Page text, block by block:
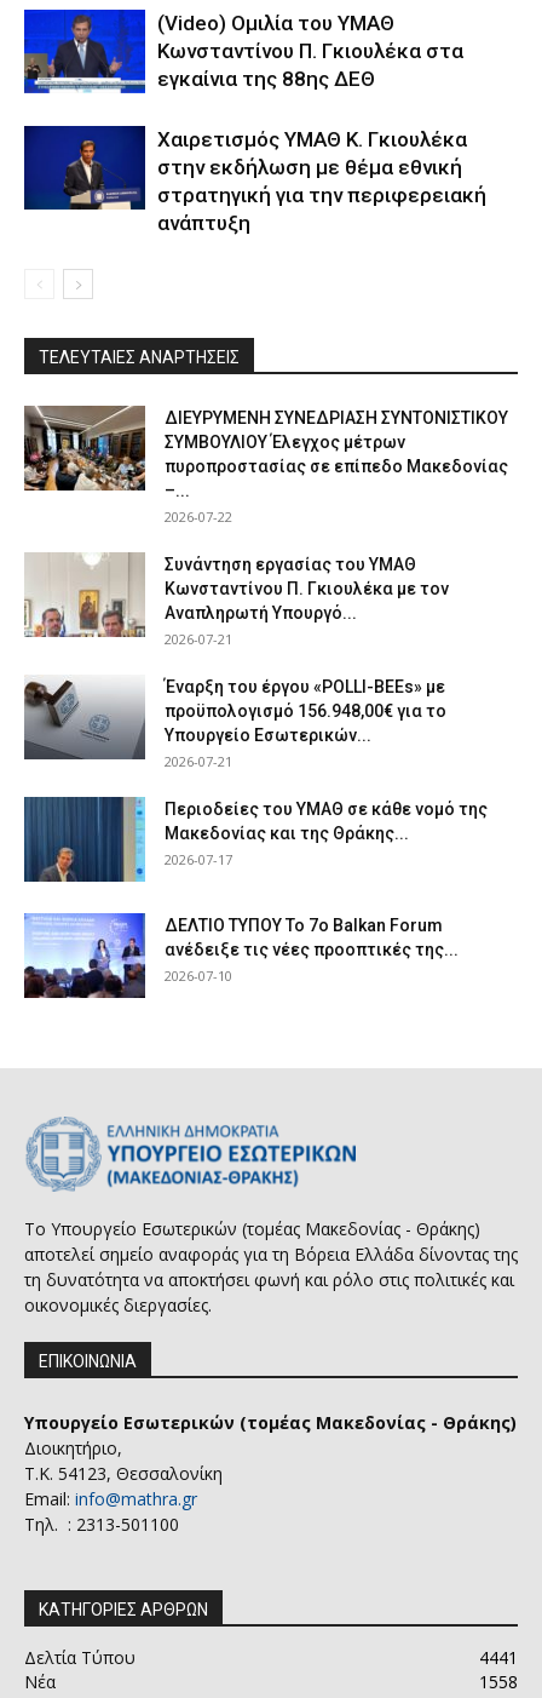
(Video) Ομιλία του ΥΜΑΘ
Κωνσταντίνου Π. Γκιουλέκα στα
εγκαίνια της 88ης ΔΕΘ
Χαιρετισμός ΥΜΑΘ Κ. Γκιουλέκα
στην εκδήλωση με θέμα εθνική
στρατηγική για την περιφερειακή
ανάπτυξη
ΤΕΛΕΥΤΑΙΕΣ ΑΝΑΡΤΗΣΕΙΣ
ΔΙΕΥΡΥΜΕΝΗ ΣΥΝΕΔΡΙΑΣΗ ΣΥΝΤΟΝΙΣΤΙΚΟΥ
ΣΥΜΒΟΥΛΙΟΥ Έλεγχος μέτρων
πυροπροστασίας σε επίπεδο Μακεδονίας
–...
2026-07-22
Συνάντηση εργασίας του ΥΜΑΘ
Κωνσταντίνου Π. Γκιουλέκα με τον
Αναπληρωτή Υπουργό...
2026-07-21
Έναρξη του έργου «POLLI-BEEs» με
προϋπολογισμό 156.948,00€ για το
Υπουργείο Εσωτερικών...
2026-07-21
Περιοδείες του ΥΜΑΘ σε κάθε νομό της
Μακεδονίας και της Θράκης...
2026-07-17
ΔΕΛΤΙΟ ΤΥΠΟΥ Το 7ο Balkan Forum
ανέδειξε τις νέες προοπτικές της...
2026-07-10
Το Υπουργείο Εσωτερικών (τομέας Μακεδονίας - Θράκης)
αποτελεί σημείο αναφοράς για τη Βόρεια Ελλάδα δίνοντας της
τη δυνατότητα να αποκτήσει φωνή και ρόλο στις πολιτικές και
οικονομικές διεργασίες.
ΕΠΙΚΟΙΝΩΝΙΑ
Υπουργείο Εσωτερικών (τομέας Μακεδονίας - Θράκης)
Διοικητήριο,
Τ.Κ. 54123, Θεσσαλονίκη
Email: info@mathra.gr
Τηλ. : 2313-501100
ΚΑΤΗΓΟΡΙΕΣ ΑΡΘΡΩΝ
Δελτία Τύπου
4441
Νέα
1558